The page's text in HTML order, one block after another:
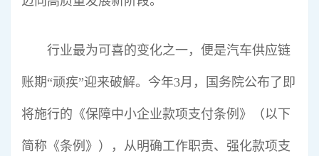
行业最为可喜的变化之一，便是汽车供应链
账期“顽疾”迎来破解。今年3月，国务院公布了即
将施行的《保障中小企业款项支付条例》（以下
简称《条例》），从明确工作职责、强化款项支